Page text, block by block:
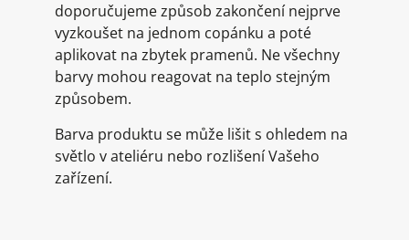
doporučujeme způsob zakončení nejprve
vyzkoušet na jednom copánku a poté
aplikovat na zbytek pramenů. Ne všechny
barvy mohou reagovat na teplo stejným
způsobem.
Barva produktu se může lišit s ohledem na
světlo v ateliéru nebo rozlišení Vašeho
zařízení.